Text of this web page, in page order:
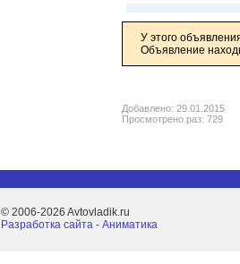
У этого
Объявление
Добавлено: 29.01.2015
Просмотрено раз: 729
© 2006-2026 Avtovladik.ru
Разработка сайта - Aниматика